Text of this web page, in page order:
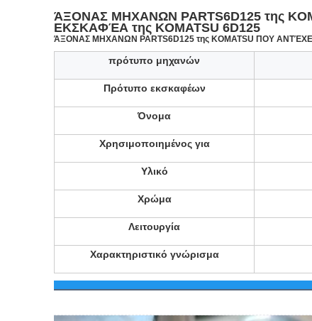
ΆΞΟΝΑΣ ΜΗΧΑΝΩΝ PARTS6D125 της
ΕΚΣΚΑΦΈΑ της KOMATSU 6D125
ΆΞΟΝΑΣ ΜΗΧΑΝΩΝ PARTS6D125 της KOMATSU ΠΟΥ ΑΝΤΈΧΕΙ
πρότυπο μηχανών
Πρότυπο εκσκαφέων
Όνομα
Χρησιμοποιημένος για
Υλικό
Χρώμα
Λειτουργία
Χαρακτηριστικό γνώρισμα